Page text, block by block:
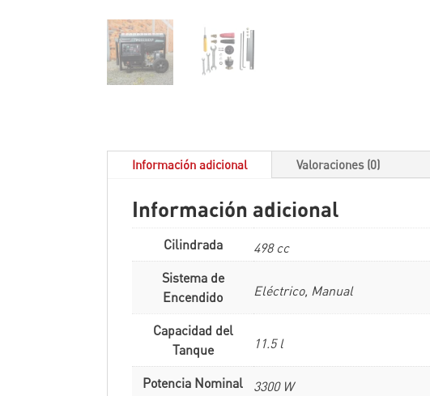
Información adicional Valoraciones (0)
Información adicional
Cilindrada
498 cc
Sistema de
Encendido
Eléctrico, Manual
Capacidad del
Tanque
11.5 l
Potencia Nominal
3300 W